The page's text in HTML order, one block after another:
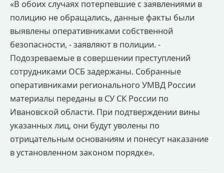
«В обоих случаях потерпевшие с заявлениями в
полицию не обращались, данные факты были
выявлены оперативниками собственной
безопасности, - заявляют в полиции. -
Подозреваемые в совершении преступлений
сотрудниками ОСБ задержаны. Собранные
оперативниками регионального УМВД России
материалы переданы в СУ СК России по
Ивановской области. При подтверждении вины
указанных лиц, они будут уволены по
отрицательным основаниям и понесут наказание
в установленном законом порядке».